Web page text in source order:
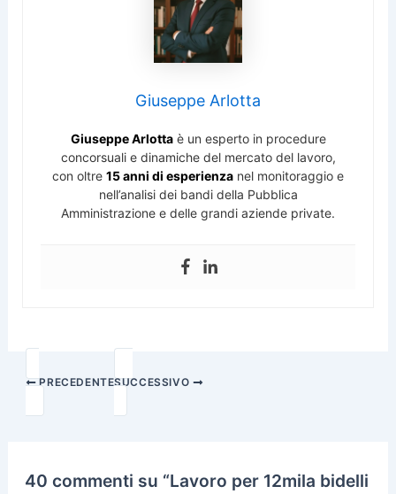
Giuseppe Arlotta
Giuseppe Arlottaè un esperto in procedure
concorsuali e dinamiche del mercato del lavoro,
con oltre 15 anni di esperienza nel monitoraggio e
nell’analisi dei bandi della Pubblica
Amministrazione e delle grandi aziende private.
PRECEDENTESUCCESSIVO
40 commenti su “Lavoro per 12mila bidelli